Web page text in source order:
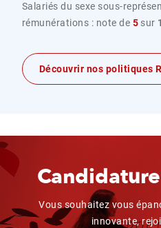
Salariés du sexe sous-
rémunérations : note de 5 sur
Découvrir nos politiques
Vous souhaitez vous
innovante,